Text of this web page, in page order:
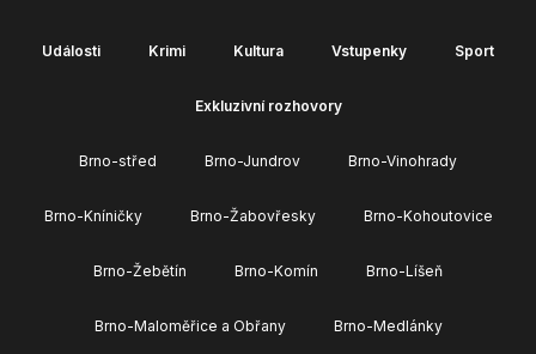
Události Krimi Kultura Vstupenky Sport
Exkluzivní rozhovory
Brno-střed Brno-Jundrov Brno-Vinohrady
Brno-Kníničky Brno-Žabovřesky Brno-Kohoutovice
Brno-Žebětín Brno-Komín Brno-Líšeň
Brno-Maloměřice a Obřany Brno-Medlánky